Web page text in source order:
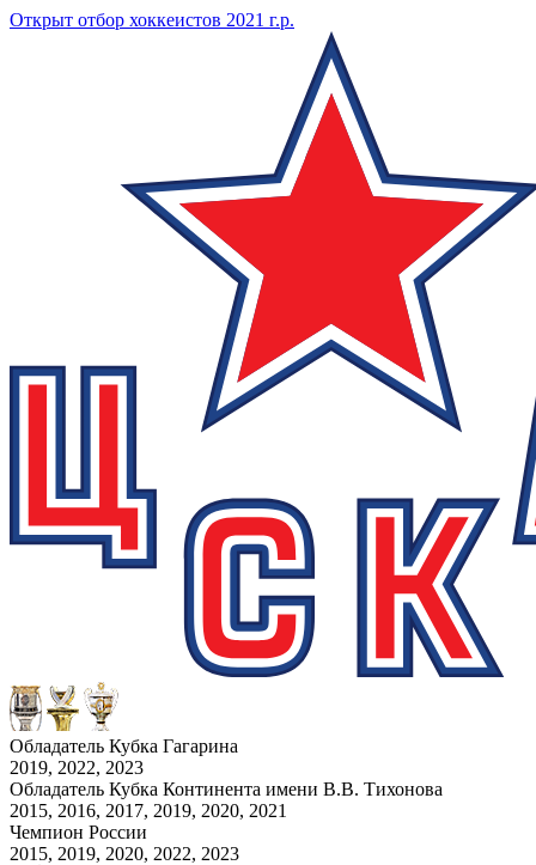
Открыт отбор хоккеистов 2021 г.р.
Обладатель Кубка Гагарина
2019, 2022, 2023
Обладатель Кубка Континента имени В.В. Тихонова
2015, 2016, 2017, 2019, 2020, 2021
Чемпион России
2015, 2019, 2020, 2022, 2023